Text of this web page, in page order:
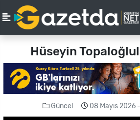
Hüseyin
Güncel 08 Mayıs 2026